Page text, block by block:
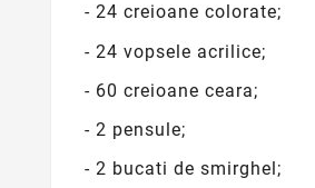
- 24 creioane colorate;
- 24 vopsele acrilice;
- 60 creioane ceara;
- 2 pensule;
- 2 bucati de smirghel;